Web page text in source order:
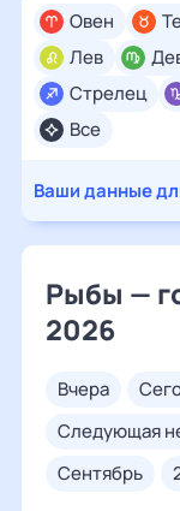
Все
Овен
Лев
Стрелец
Ваши данные
Рыбы —
2026
вчера
следующая
сентябрь